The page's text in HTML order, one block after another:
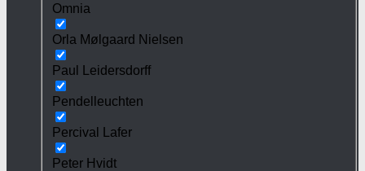
Omnia
Orla Mølgaard Nielsen
Paul Leidersdorff
Pendelleuchten
Percival Lafer
Peter Hvidt